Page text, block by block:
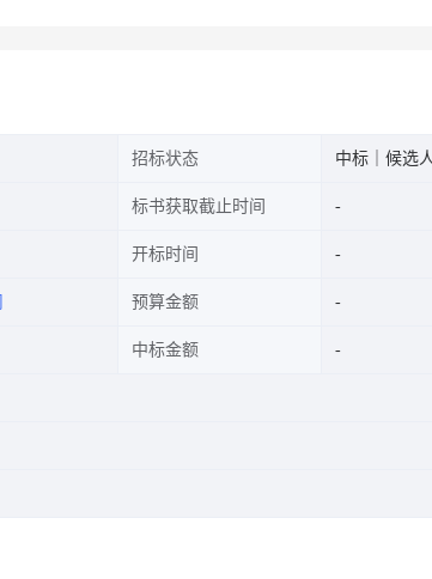
招标状态 中标｜候选
标书获取截止时间
开标时间
预算金额
中标金额